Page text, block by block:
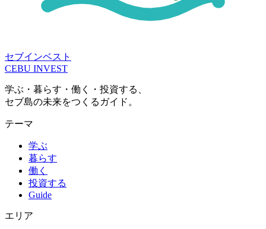
セブインベスト
CEBU INVEST
学ぶ・暮らす・働く・投資する、
セブ島の未来をつくるガイド。
テーマ
学ぶ
暮らす
働く
投資する
Guide
エリア